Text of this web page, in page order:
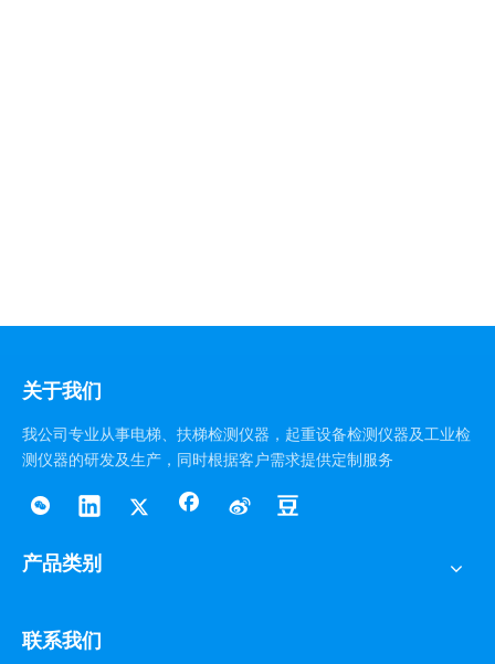
关于我们
我公司专业从事电梯、扶梯检测仪器，起重设备检测仪器及工业检
测仪器的研发及生产，同时根据客户需求提供定制服务
产品类别
联系我们